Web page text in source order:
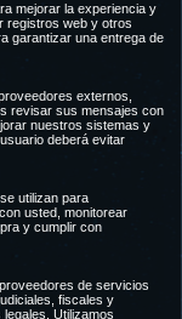
mejorar la experiencia y
registros web y otros
garantizar una entrega de
externos,
revisar sus mensajes con
nuestros sistemas y
deberá evitar
utilizan para
usted, monitorear
y cumplir con
de servicios
fiscales y
Utilizamos